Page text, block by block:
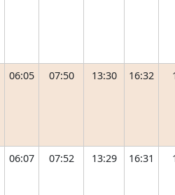
06:05 07:50 13:30 16:32
06:07 07:52 13:29 16:31